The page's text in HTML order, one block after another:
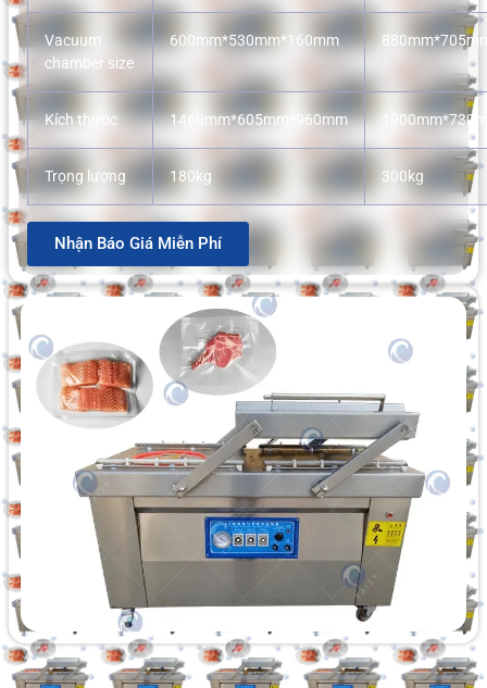
Vacuum
chamber size
600mm*530mm*160mm
Kích thước 1460mm*605mm*960mm
Trọng lượng 180kg 300kg
Nhận Báo Giá Miễn Phí